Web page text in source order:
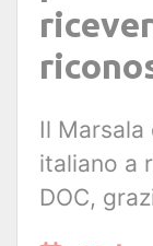
Il
italiano a
DOC,